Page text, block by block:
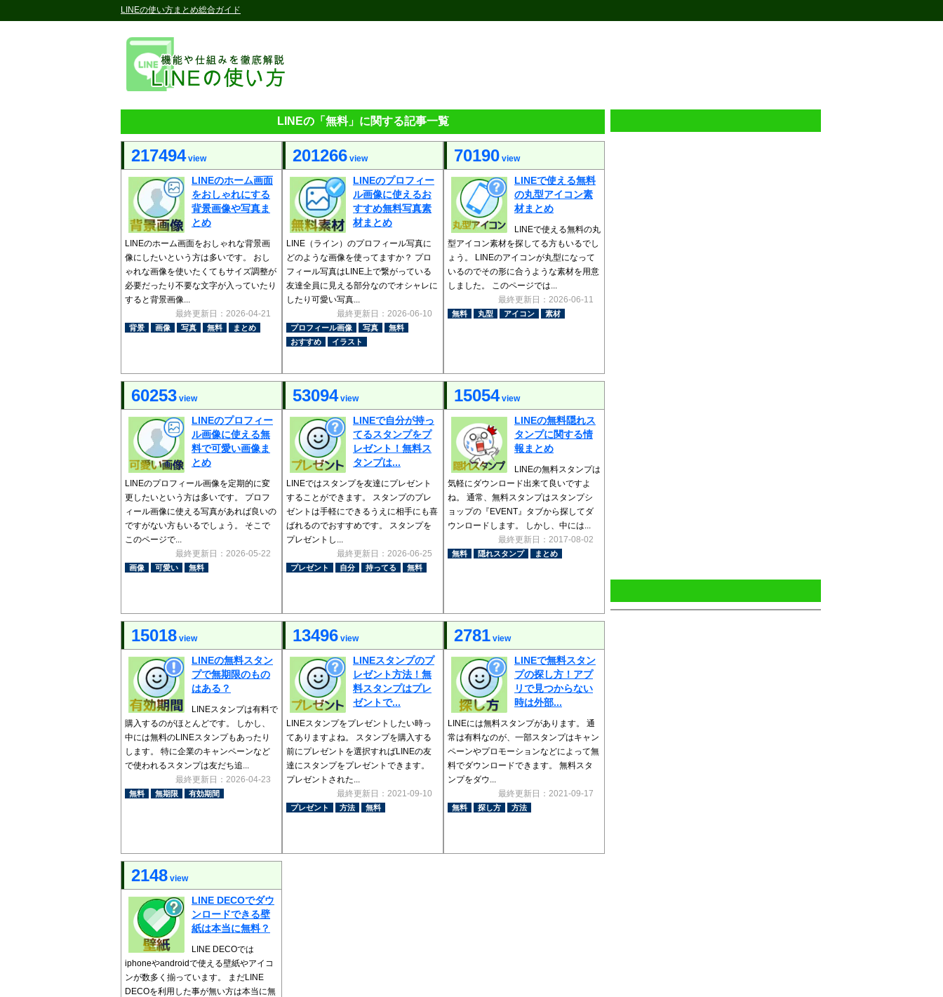
LINEの使い方まとめ総合ガイド
LINEの「無料」に関する記事一覧
217494view
LINEのホーム画面
をおしゃれにする
背景画像や写真ま
とめ
LINEのホーム画面をおしゃれな背景画
像にしたいという方は多いです。 おし
ゃれな画像を使いたくてもサイズ調整が
必要だったり不要な文字が入っていたり
すると背景画像...
最終更新日：2026-04-21
背景 画像 写真 無料 まとめ
201266 view
LINEのプロフィー
ル画像に使えるお
すすめ無料写真素
材まとめ
LINE（ライン）のプロフィール写真に
どのような画像を使ってますか？ プロ
フィール写真はLINE上で繋がっている
友達全員に見える部分なのでオシャレに
したり可愛い写真...
最終更新日：2026-06-10
プロフィール画像 写真
無料
おすすめ
イラスト
70190 view
LINEで使える無料
の丸型アイコン素
材まとめ
LINEで使える無料の丸
型アイコン素材を探してる方もいるでし
ょう。 LINEのアイコンが丸型になって
いるのでその形に合うような素材を用意
しました。 このページでは...
最終更新日：2026-06-11
無料 丸型 アイコン 素材
60253 view
LINEのプロフィー
ル画像に使える無
料で可愛い画像ま
とめ
LINEのプロフィール画像を定期的に変
更したいという方は多いです。 プロフ
ィール画像に使える写真があれば良いの
ですがない方もいるでしょう。 そこで
このページで...
最終更新日：2026-05-22
画像 可愛い 無料
53094view
LINEで自分が持っ
てるスタンプをプ
レゼント！無料ス
タンプは...
LINEではスタンプを友達にプレゼント
することができます。 スタンプのプレ
ゼントは手軽にできるうえに相手にも喜
ばれるのでおすすめです。 スタンプを
プレゼントし...
最終更新日：2026-06-25
プレゼント 自分 持ってる 無料
15054view
LINEの無料隠れス
タンプに関する情
報まとめ
LINEの無料スタンプは
気軽にダウンロード出来て良いですよ
ね。 通常、無料スタンプはスタンプシ
ョップの『EVENT』タブから探してダ
ウンロードします。 しかし、中には...
最終更新日：2017-08-02
無料 隠れスタンプ まとめ
15018 view
LINEの無料スタン
プで無期限のもの
はある？
LINEスタンプは有料で
購入するのがほとんどです。 しかし、
中には無料のLINEスタンプもあったり
します。 特に企業のキャンペーンなど
で使われるスタンプは友だち追...
最終更新日：2026-04-23
無料 無期限 有効期間
13496 view
LINEスタンプのプ
レゼント方法！無
料スタンプはプレ
ゼントで...
LINEスタンプをプレゼントしたい時っ
てありますよね。 スタンプを購入する
前にプレゼントを選択すればLINEの友
達にスタンプをプレゼントできます。
プレゼントされた...
最終更新日：2021-09-10
プレゼント 方法 無料
2781 view
LINEで無料スタン
プの探し方！アプ
リで見つからない
時は外部...
LINEには無料スタンプがあります。 通
常は有料なのが、一部スタンプはキャン
ペーンやプロモーションなどによって無
料でダウンロードできます。 無料スタ
ンプをダウ...
最終更新日：2021-09-17
無料 探し方 方法
2148 view
LINE DECOでダウ
ンロードできる壁
紙は本当に無料？
LINE DECOでは
iphoneやandroidで使える壁紙やアイコ
ンが数多く揃っています。 まだLINE
DECOを利用した事が無い方は本当に無